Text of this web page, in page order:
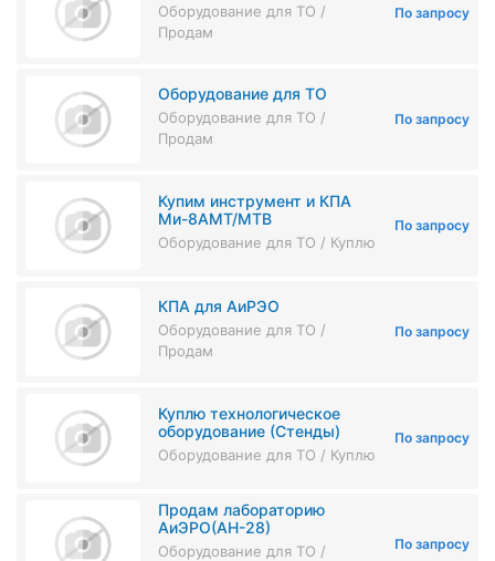
Оборудование для ТО /
Продам
По запросу
Оборудование для ТО
Оборудование для ТО /
Продам
По запросу
Купим инструмент и КПА
Ми-8АМТ/МТВ
Оборудование для ТО / Куплю
По запросу
КПА для АиРЭО
Оборудование для ТО /
Продам
По запросу
Куплю технологическое
оборудование (Стенды)
Оборудование для ТО / Куплю
По запросу
Продам лабораторию
АиЭРО(АН-28)
Оборудование для ТО /
По запросу